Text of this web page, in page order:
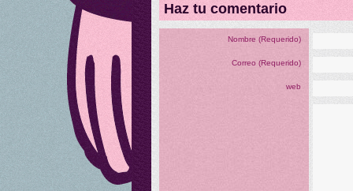
Haz tu comentario
Nombre (Requerido)
Correo (Requerido)
web